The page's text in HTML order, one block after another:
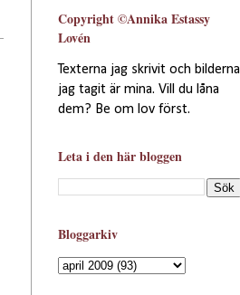
Copyright ©Annika Estassy
Lovén
Texterna jag skrivit och bilderna
jag tagit är mina. Vill du låna
dem? Be om lov först.
Leta i den här bloggen
Bloggarkiv